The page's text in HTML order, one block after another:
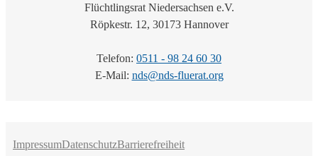
Flüchtlingsrat Niedersachsen e.V.
Röpkestr. 12, 30173 Hannover
Telefon: 0511 - 98 24 60 30
E-Mail: nds@nds-fluerat.org
ImpressumDatenschutzBarrierefreiheit